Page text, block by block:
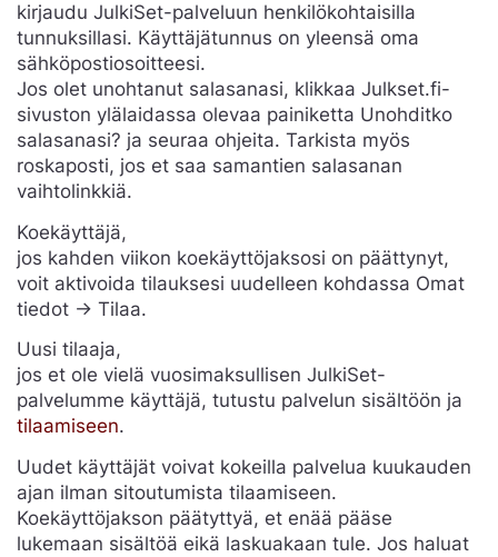
kirjaudu JulkiSet-palveluun henkilökohtaisilla
tunnuksillasi. Käyttäjätunnus on yleensä oma
sähköpostiosoitteesi.
Jos olet unohtanut salasanasi, klikkaa Julkset.fi-
sivuston ylälaidassa olevaa painiketta Unohditko
salasanasi? ja seuraa ohjeita. Tarkista myös
roskaposti, jos et saa samantien salasanan
vaihtolinkkiä.
Koekäyttäjä,
jos kahden viikon koekäyttöjaksosi on päättynyt,
voit aktivoida tilauksesi uudelleen kohdassa Omat
tiedot -> Tilaa.
Uusi tilaaja,
jos et ole vielä vuosimaksullisen JulkiSet-
palvelumme käyttäjä, tutustu palvelun sisältöön ja
tilaamiseen.
Uudet käyttäjät voivat kokeilla palvelua kuukauden
ajan ilman sitoutumista tilaamiseen.
Koekäyttöjakson päätyttyä, et enää pääse
lukemaan sisältöä eikä laskuakaan tule. Jos haluat